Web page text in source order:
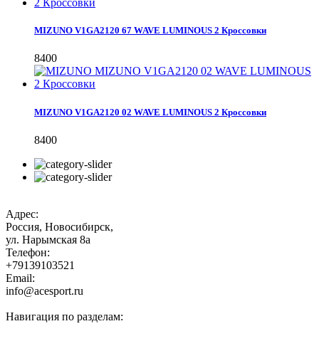
MIZUNO V1GA2120 67 WAVE LUMINOUS 2 Кроссовки
8400
MIZUNO V1GA2120 02 WAVE LUMINOUS 2 Кроссовки
8400
Адрес:
Россия, Новосибирск,
ул. Нарымская 8а
Телефон:
+79139103521
Email:
info@acesport.ru
Навигация по разделам: